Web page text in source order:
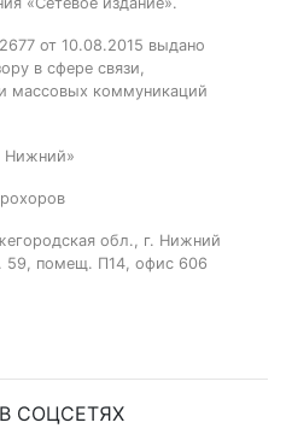
от 10.08.2015 выдано
в сфере связи,
массовых коммуникаций
обл., г. Нижний
59, помещ. П14, офис 606
СОЦСЕТЯХ